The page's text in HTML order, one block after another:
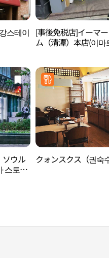
스테이 [事後免税店]イーマ
ム（清潭）本店(이마
ソウル
스토어
クォンスクス（권숙